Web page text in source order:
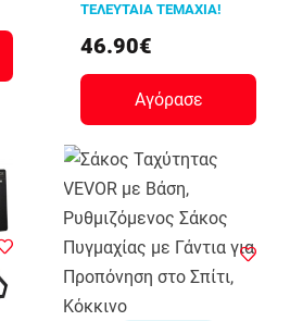
Tetrolon, 90x36x60 εκ.,
ΤΕΛΕΥΤΑΙΑ ΤΕΜΑΧΙΑ!
46.90€
Αγόρασε